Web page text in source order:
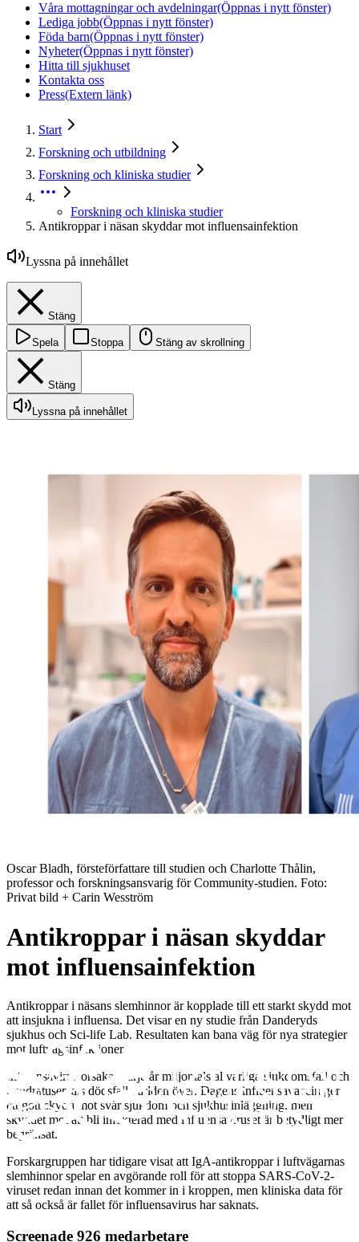
Våra mottagningar och avdelningar(Öppnas i nytt fönster)
Lediga jobb(Öppnas i nytt fönster)
Föda barn(Öppnas i nytt fönster)
Nyheter(Öppnas i nytt fönster)
Hitta till sjukhuset
Kontakta oss
Press(Extern länk)
Start
Forskning och utbildning
Forskning och kliniska studier
Forskning och kliniska studier
Antikroppar i näsan skyddar mot influensainfektion
Lyssna på innehållet
Stäng
Spela Stoppa Stäng av skrollning
Stäng
Lyssna på innehållet
Oscar Bladh, försteförfattare till studien och Charlotte Thålin,
professor och forskningsansvarig för Community-studien. Foto:
Privat bild + Carin Wesström
Antikroppar i näsan skyddar
mot influensainfektion
Antikroppar i näsans slemhinnor är kopplade till ett starkt skydd mot
att insjukna i influensa. Det visar en ny studie från Danderyds
sjukhus och Sci-life Lab. Resultaten kan bana väg för nya strategier
mot luftvägsinfektioner.
Influensavirus orsakar varje år miljontals allvarliga sjukdomsfall och
hundratusentals dödsfall världen över. Dagens influensavaccin ger
ett gott skydd mot svår sjukdom och sjukhusinläggning, men
skyddet mot att bli infekterad med influensaviruset är betydligt mer
begränsat.
Forskargruppen har tidigare visat att IgA-antikroppar i luftvägarnas
slemhinnor spelar en avgörande roll för att stoppa SARS-CoV-2-
viruset redan innan det kommer in i kroppen, men kliniska data för
att så också är fallet för influensavirus har saknats.
Screenade 926 medarbetare